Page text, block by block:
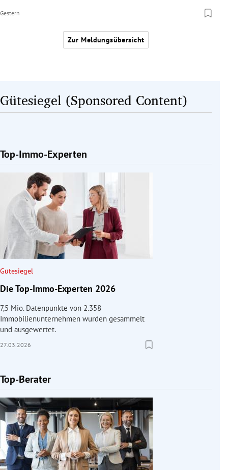
Gestern
Zur Meldungsübersicht
Gütesiegel (Sponsored Content)
Top-Immo-Experten
Slide 1 von 1
Gütesiegel
Die Top-Immo-Experten 2026
7,5 Mio. Datenpunkte von 2.358
Immobilienunternehmen wurden gesammelt
und ausgewertet.
27.03.2026
Top-Berater
Slide 1 von 1